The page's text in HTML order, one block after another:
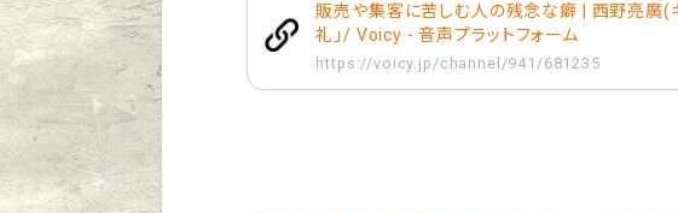
販売や集客に苦しむ人の残念な癖 | 西野亮廣(
礼」/ Voicy - 音声プラットフォーム
https://voicy.jp/channel/941/681235